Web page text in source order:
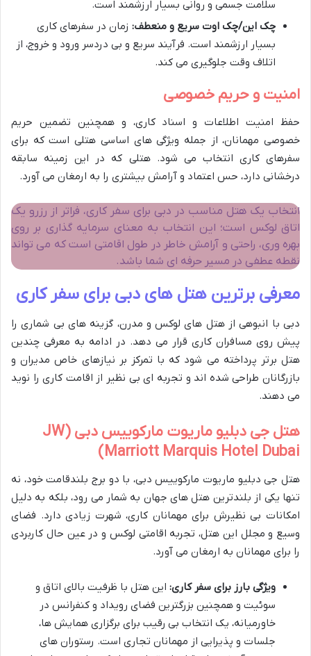
سلامت جسمی و روانی بسیار ارزشمند است.
چک این/چک اوت سریع و منعطف: زمان در سفرهای کاری
بسیار ارزشمند است. فرآیند سریع و بی دردسر ورود و خروج، از
اتلاف وقت جلوگیری می کند.
امنیت و حریم خصوصی
حفظ امنیت اطلاعات و اسناد کاری، و همچنین تضمین حریم
خصوصی مهمانان، از جمله ویژگی های اساسی هتلی است که برای
سفرهای کاری انتخاب می شود. هتلی که در این زمینه سابقه
درخشانی دارد، حس اعتماد و آرامش بیشتری را به ارمغان می آورد.
انتخاب یک هتل مناسب در دبی برای سفر کاری، فراتر از رزرو یک
اتاق لوکس است؛ این انتخاب به معنای سرمایه گذاری بر روی
بهره وری، راحتی و آرامش خاطر در طول اقامتی است که می تواند
نقطه عطفی در مسیر حرفه ای شما باشد.
معرفی برترین هتل های دبی برای سفر کاری
دبی با انبوهی از هتل های لوکس و مدرن، گزینه های بی شماری را
پیش روی مسافران کاری قرار می دهد. در ادامه به معرفی چندین
هتل برتر پرداخته می شود که با تمرکز بر نیازهای خاص مدیران و
بازرگانان طراحی شده اند و تجربه ای بی نظیر از اقامت کاری را نوید
می دهند.
هتل جی دبلیو ماریوت مارکوییس دبی (JW
Marriott Marquis Hotel Dubai)
هتل جی دبلیو ماریوت مارکوییس دبی، با دو برج بلندقامت خود، نه
تنها یکی از بلندترین هتل های جهان به شمار می رود، بلکه به دلیل
امکانات بی نظیرش برای مهمانان کاری، شهرت زیادی دارد. فضای
وسیع و مجلل این هتل، تجربه اقامتی لوکس و در عین حال کاربردی
را برای مهمانان به ارمغان می آورد.
ویژگی بارز برای سفر کاری: این هتل با ظرفیت بالای اتاق و
سوئیت و همچنین بزرگترین فضای رویداد و کنفرانس در
خاورمیانه، یک انتخاب بی رقیب برای برگزاری همایش ها،
جلسات و پذیرایی از مهمانان تجاری است. رستوران های